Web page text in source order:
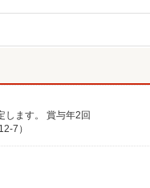
ます。 賞与年2回
7）